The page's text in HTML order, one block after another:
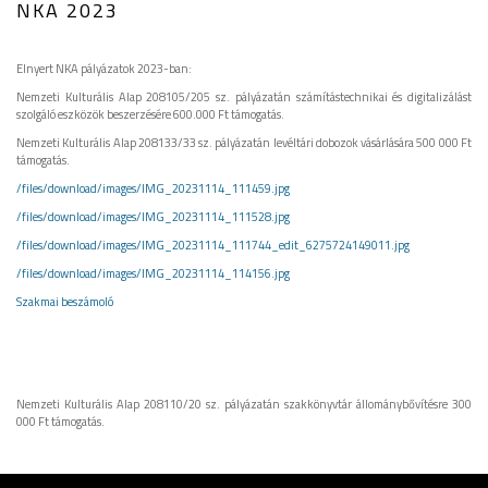
NKA 2023
Elnyert NKA pályázatok 2023-ban:
Nemzeti Kulturális Alap 208105/205 sz. pályázatán számítástechnikai és digitalizálást
szolgáló eszközök beszerzésére 600.000 Ft támogatás.
Nemzeti Kulturális Alap 208133/33 sz. pályázatán levéltári dobozok vásárlására 500 000 Ft
támogatás.
/files/download/images/IMG_20231114_111459.jpg
/files/download/images/IMG_20231114_111528.jpg
/files/download/images/IMG_20231114_111744_edit_6275724149011.jpg
/files/download/images/IMG_20231114_114156.jpg
Szakmai beszámoló
Nemzeti Kulturális Alap 208110/20 sz. pályázatán szakkönyvtár állománybővítésre 300
000 Ft támogatás.